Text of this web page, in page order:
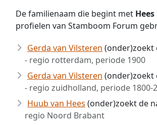
De familienaam die begint met Hees
profielen van Stamboom Forum
Gerda van Vilsteren (onder)zoekt
- regio rotterdam, periode 1900
Gerda van Vilsteren (onder)zoekt
- regio zuidholland, periode 1800-
Huub van Hees (onder)zoekt de
regio Noord Brabant